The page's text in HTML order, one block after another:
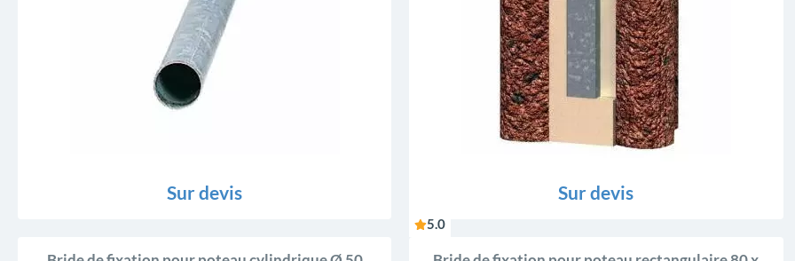
Sur devis Sur devis
5.0